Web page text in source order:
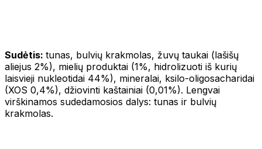
Sudėtis: tunas, bulvių krakmolas, žuvų taukai (lašišų
aliejus 2%), mielių produktai (1%, hidrolizuoti iš kurių
laisvieji nukleotidai 44%), mineralai, ksilo-oligosacharidai
(XOS 0,4%), džiovinti kaštainiai (0,01%). Lengvai
virškinamos sudedamosios dalys: tunas ir bulvių
krakmolas.